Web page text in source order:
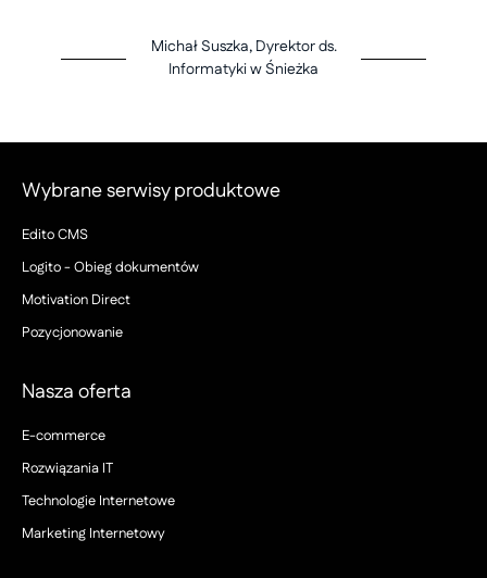
Michał Suszka, Dyrektor ds.
Informatyki w Śnieżka
Wybrane serwisy produktowe
Edito CMS
Logito - Obieg dokumentów
Motivation Direct
Pozycjonowanie
Nasza oferta
E-commerce
Rozwiązania IT
Technologie Internetowe
Marketing Internetowy